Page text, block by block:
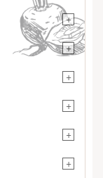
+
+
+
+
+
+